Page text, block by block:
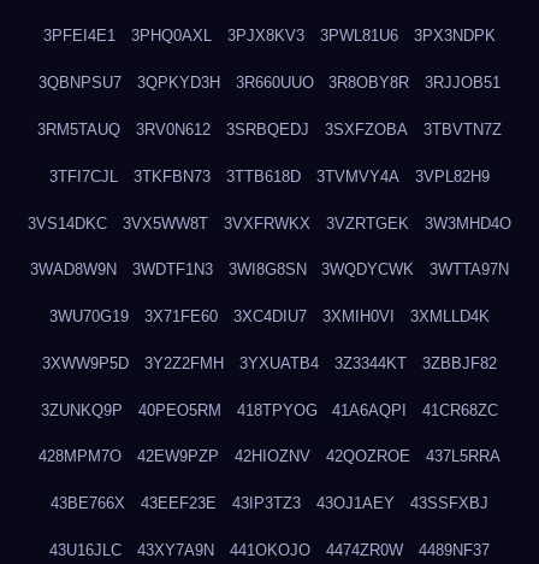
3PFEI4E1 3PHQ0AXL 3PJX8KV3 3PWL81U6 3PX3NDPK
3QBNPSU7 3QPKYD3H 3R660UUO 3R8OBY8R 3RJJOB51
3RM5TAUQ 3RV0N612 3SRBQEDJ 3SXFZOBA 3TBVTN7Z
3TFI7CJL 3TKFBN73 3TTB618D 3TVMVY4A 3VPL82H9
3VS14DKC 3VX5WW8T 3VXFRWKX 3VZRTGEK 3W3MHD4O
3WAD8W9N 3WDTF1N3 3WI8G8SN 3WQDYCWK 3WTTA97N
3WU70G19 3X71FE60 3XC4DIU7 3XMIH0VI 3XMLLD4K
3XWW9P5D 3Y2Z2FMH 3YXUATB4 3Z3344KT 3ZBBJF82
3ZUNKQ9P 40PEO5RM 418TPYOG 41A6AQPI 41CR68ZC
428MPM7O 42EW9PZP 42HIOZNV 42QOZROE 437L5RRA
43BE766X 43EEF23E 43IP3TZ3 43OJ1AEY 43SSFXBJ
43U16JLC 43XY7A9N 441OKOJO 4474ZR0W 4489NF37